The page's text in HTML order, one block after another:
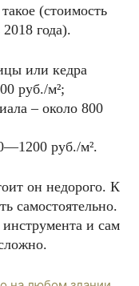
(стоимость
года).
или кедра
руб./м²;
– около 800
руб./м².
он недорого. К
самостоятельно.
и сам